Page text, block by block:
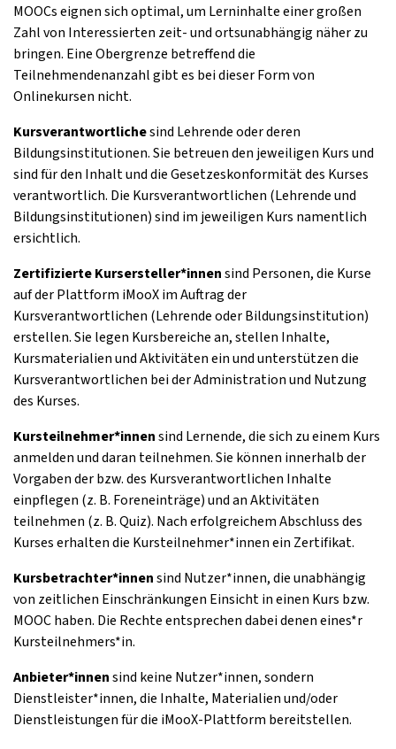
MOOCs eignen sich optimal, um Lerninhalte einer großen
Zahl von Interessierten zeit- und ortsunabhängig näher zu
bringen. Eine Obergrenze betreffend die
Teilnehmendenanzahl gibt es bei dieser Form von
Onlinekursen nicht.
Kursverantwortlichesind Lehrende oder deren
Bildungsinstitutionen. Sie betreuen den jeweiligen Kurs und
sind für den Inhalt und die Gesetzeskonformität des Kurses
verantwortlich. Die Kursverantwortlichen (Lehrende und
Bildungsinstitutionen) sind im jeweiligen Kurs namentlich
ersichtlich.
Zertifizierte Kursersteller*innensind Personen, die Kurse
auf der Plattform iMooX im Auftrag der
Kursverantwortlichen (Lehrende oder Bildungsinstitution)
erstellen. Sie legen Kursbereiche an, stellen Inhalte,
Kursmaterialien und Aktivitäten ein und unterstützen die
Kursverantwortlichen bei der Administration und Nutzung
des Kurses.
Kursteilnehmer*innensind Lernende, die sich zu einem Kurs
anmelden und daran teilnehmen. Sie können innerhalb der
Vorgaben der bzw. des Kursverantwortlichen Inhalte
einpflegen (z. B. Foreneinträge) und an Aktivitäten
teilnehmen (z. B. Quiz). Nach erfolgreichem Abschluss des
Kurses erhalten die Kursteilnehmer*innen ein Zertifikat.
Kursbetrachter*innensind Nutzer*innen, die unabhängig
von zeitlichen Einschränkungen Einsicht in einen Kurs bzw.
MOOC haben. Die Rechte entsprechen dabei denen eines*r
Kursteilnehmers*in.
Anbieter*innensind keine Nutzer*innen, sondern
Dienstleister*innen, die Inhalte, Materialien und/oder
Dienstleistungen für die iMooX-Plattform bereitstellen.